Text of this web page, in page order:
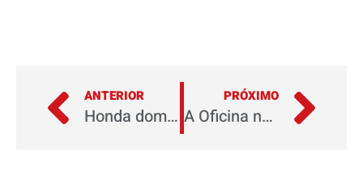
ANTERIOR
Honda domina a competição Rally Dakar 2024 na categoria de motos
PRÓXIMO
A Oficina na Fraga Maia está de volta!